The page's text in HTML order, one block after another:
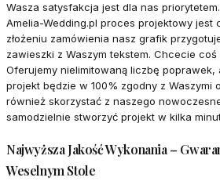
Wasza satysfakcja jest dla nas
Amelia-Wedding.pl proces projektowy jest
złożeniu zamówienia nasz grafik
zawieszki z Waszym tekstem. Chcecie
Oferujemy nielimitowaną liczbę poprawek,
projekt będzie w 100% zgodny z Waszymi
również skorzystać z naszego
samodzielnie stworzyć projekt w kilka
Najwyższa Jakość Wykonania –
Weselnym Stole